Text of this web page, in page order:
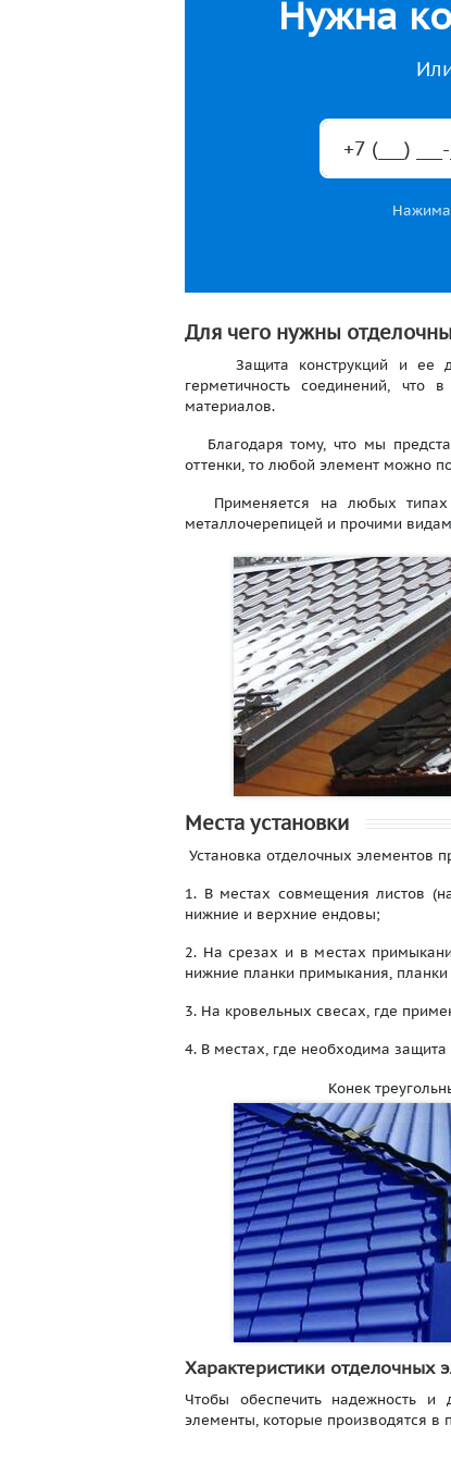
Нужна
Для чего нужны
Защита конструкций и ее
герметичность соединений, что
материалов.
Благодаря тому, что мы
оттенки, то любой элемент можно
Применяется на любых типах
металлочерепицей и прочими
Места установки
Установка отделочных элементов
1. В местах совмещения листов
нижние и верхние ендовы;
2. На срезах и в местах
нижние планки примыкания,
3. На кровельных свесах, где
4. В местах, где необходима
Конек
Характеристики отделочных
Чтобы обеспечить надежность и
элементы, которые производятся